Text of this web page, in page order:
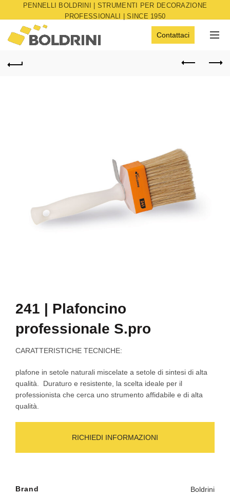
PENNELLI BOLDRINI | STRUMENTI PER DECORAZIONE
PROFESSIONALI | SINCE 1950
Contattaci
241 | Plafoncino
professionale S.pro
CARATTERISTICHE TECNICHE:
plafone in setole naturali miscelate a setole di sintesi di alta
qualità.
Duraturo e resistente, la scelta ideale per il
professionista che cerca uno strumento affidabile e di alta
qualità.
RICHIEDI INFORMAZIONI
Brand Boldrini